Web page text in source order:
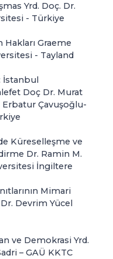
Yrd. Doç. Dr.
- Türkiye
Hakları Graeme
- Tayland
İstanbul
Doç Dr. Murat
Erbatur Çavuşoğlu-
Küreselleşme ve
Dr. Ramin M.
İngiltere
Mimari
Devrim Yücel
ve Demokrasi Yrd.
– GAÜ KKTC